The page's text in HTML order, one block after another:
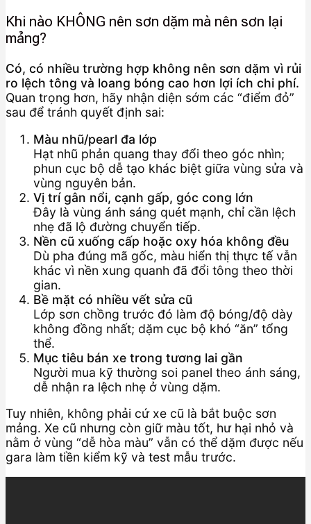
Khi nào KHÔNG nên sơn dặm mà nên sơn lại
mảng?
Có, có nhiều trường hợp không nên sơn dặm vì rủi
ro lệch tông và loang bóng cao hơn lợi ích chi phí.
Quan trọng hơn, hãy nhận diện sớm các “điểm đỏ”
sau để tránh quyết định sai:
Màu nhũ/pearl đa lớp
Hạt nhũ phản quang thay đổi theo góc nhìn;
phun cục bộ dễ tạo khác biệt giữa vùng sửa và
vùng nguyên bản.
Vị trí gân nổi, cạnh gấp, góc cong lớn
Đây là vùng ánh sáng quét mạnh, chỉ cần lệch
nhẹ đã lộ đường chuyển tiếp.
Nền cũ xuống cấp hoặc oxy hóa không đều
Dù pha đúng mã gốc, màu hiển thị thực tế vẫn
khác vì nền xung quanh đã đổi tông theo thời
gian.
Bề mặt có nhiều vết sửa cũ
Lớp sơn chồng trước đó làm độ bóng/độ dày
không đồng nhất; dặm cục bộ khó “ăn” tổng
thể.
Mục tiêu bán xe trong tương lai gần
Người mua kỹ thường soi panel theo ánh sáng,
dễ nhận ra lệch nhẹ ở vùng dặm.
Tuy nhiên, không phải cứ xe cũ là bắt buộc sơn
mảng. Xe cũ nhưng còn giữ màu tốt, hư hại nhỏ và
nằm ở vùng “dễ hòa màu” vẫn có thể dặm được nếu
gara làm tiền kiểm kỹ và test mẫu trước.